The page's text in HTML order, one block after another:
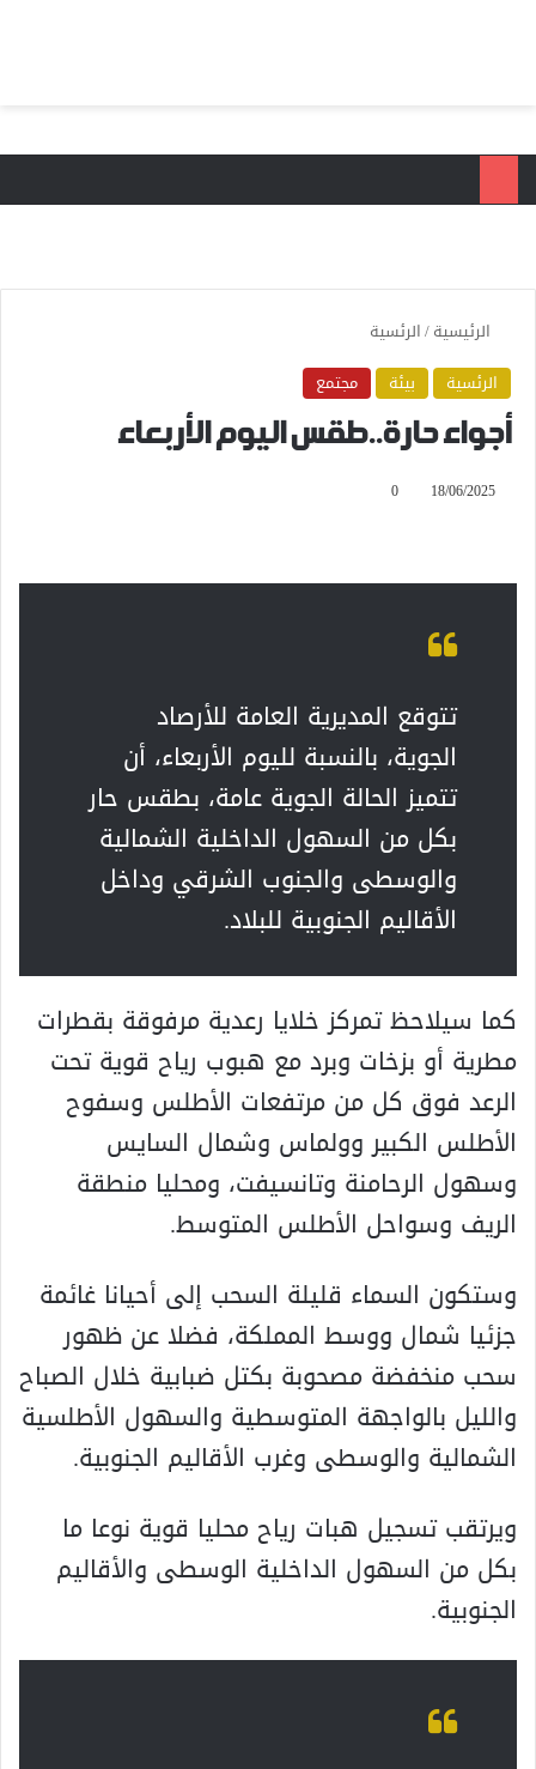
الرئيسية/الرئسية
الرئسية
بيئة مجتمع
أجواء حارة..طقس اليوم الأربعاء
18/06/2025
0
تتوقع المديرية العامة للأرصاد
الجوية، بالنسبة لليوم الأربعاء، أن
تتميز الحالة الجوية عامة، بطقس حار
بكل من السهول الداخلية الشمالية
والوسطى والجنوب الشرقي وداخل
الأقاليم الجنوبية للبلاد.
كما سيلاحظ تمركز خلايا رعدية مرفوقة بقطرات
مطرية أو بزخات وبرد مع هبوب رياح قوية تحت
الرعد فوق كل من مرتفعات الأطلس وسفوح
الأطلس الكبير وولماس وشمال السايس
وسهول الرحامنة وتانسيفت، ومحليا منطقة
الريف وسواحل الأطلس المتوسط.
وستكون السماء قليلة السحب إلى أحيانا غائمة
جزئيا شمال ووسط المملكة، فضلا عن ظهور
سحب منخفضة مصحوبة بكتل ضبابية خلال الصباح
والليل بالواجهة المتوسطية والسهول الأطلسية
الشمالية والوسطى وغرب الأقاليم الجنوبية.
ويرتقب تسجيل هبات رياح محليا قوية نوعا ما
بكل من السهول الداخلية الوسطى والأقاليم
الجنوبية.